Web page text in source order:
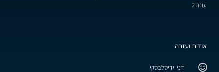
עונה 2
אודות ועזרה
דני וידיסלבסקי